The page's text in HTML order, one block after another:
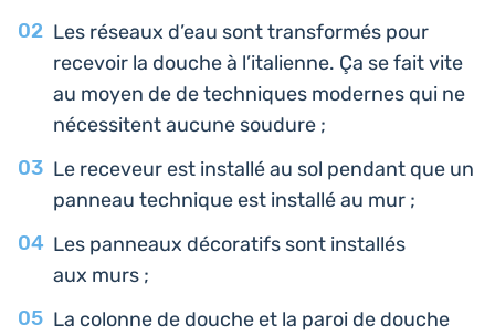
Les réseaux d’eau sont trans­for­més pour
rece­voir la douche à l’i­ta­lienne. Ça se fait vite
au moyen de de tech­niques modernes qui ne
néces­sitent aucune soudure ;
Le rece­veur est ins­tal­lé au sol pendant que un
panneau tech­nique est ins­tal­lé au mur ;
Les pan­neaux déco­ra­tifs sont ins­tal­lés
aux murs ;
La colonne de douche et la paroi de douche